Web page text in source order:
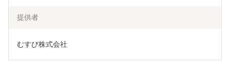
提供者
むすび株式会社